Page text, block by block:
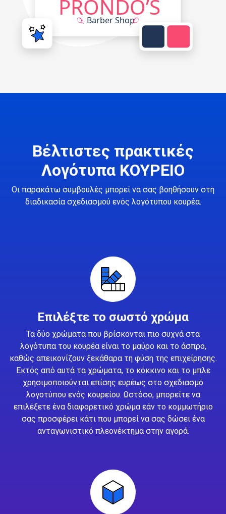
Βέλτιστες πρακτικές
Λογότυπα ΚΟΥΡΕΙΟ
Οι παρακάτω συμβουλές μπορεί να σας βοηθήσουν στη
διαδικασία σχεδιασμού ενός λογότυπου κουρέα.
Επιλέξτε το σωστό χρώμα
Τα δύο χρώματα που βρίσκονται πιο συχνά στα
λογότυπα του κουρέα είναι το μαύρο και το άσπρο,
καθώς απεικονίζουν ξεκάθαρα τη φύση της επιχείρησης.
Εκτός από αυτά τα χρώματα, το κόκκινο και το μπλε
χρησιμοποιούνται επίσης ευρέως στο σχεδιασμό
λογοτύπου ενός κουρείου. Ωστόσο, μπορείτε να
επιλέξετε ένα διαφορετικό χρώμα εάν το κομμωτήριο
σας προσφέρει κάτι που μπορεί να σας δώσει ένα
ανταγωνιστικό πλεονέκτημα στην αγορά.